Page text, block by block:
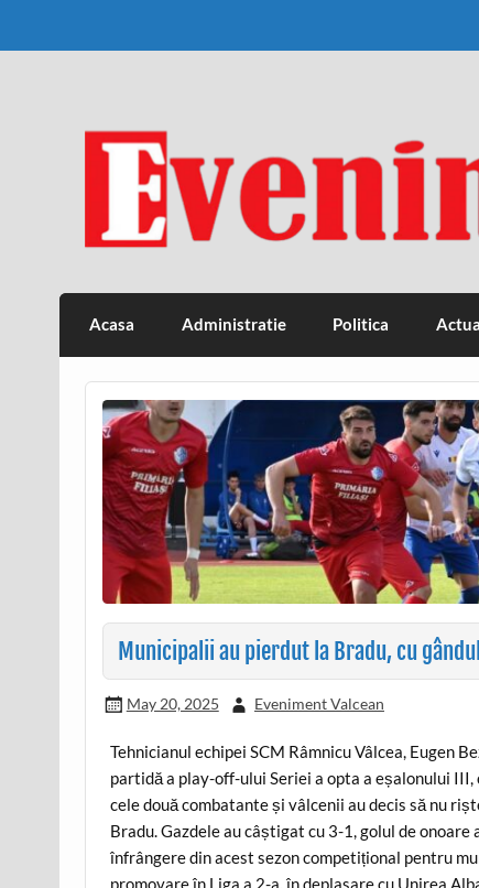
Eveniment Valcean
Acasa Administratie Politica
Municipalii au pierdut la Bradu, cu
May 20, 2025 Eveniment Valcean
Tehnicianul echipei SCM Râmnicu Vâlcea, Eugen
partidă a play-off-ului Seriei a opta a eșalonului
cele două combatante și vâlcenii au decis să nu
Bradu. Gazdele au câștigat cu 3-1, golul de
înfrângere din acest sezon competițional pentru
promovare în Liga a 2-a, în deplasare cu Unirea